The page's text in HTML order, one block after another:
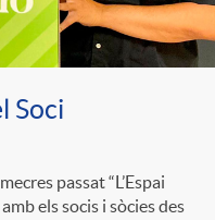
Soci
passat “L’Espai
els socis i sòcies des